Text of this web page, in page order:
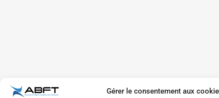
Gérer le consentement aux